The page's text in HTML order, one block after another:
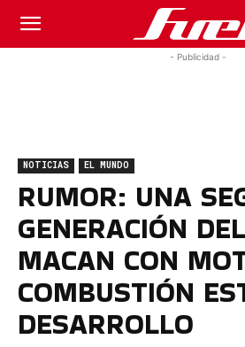
Fuel
Magazine
- Publicidad -
NOTICIAS EL MUNDO
RUMOR: UNA
GENERACIÓN
MACAN CON
COMBUSTIÓN
DESARROLLO